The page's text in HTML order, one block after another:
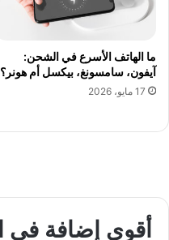
ما الهاتف الأسرع في الشحن:
آيفون، سامسونغ، بيكسل أم هونر؟
17 مايو، 2026